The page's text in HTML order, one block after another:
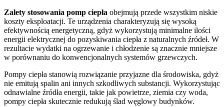
Zalety stosowania pomp ciepła obejmują przede wszystkim niskie
koszty eksploatacji. Te urządzenia charakteryzują się wysoką
efektywnością energetyczną, gdyż wykorzystują minimalne ilości
energii elektrycznej do pozyskiwania ciepła z naturalnych źródeł. W
rezultacie wydatki na ogrzewanie i chłodzenie są znacznie mniejsze
w porównaniu do konwencjonalnych systemów grzewczych.
Pompy ciepła stanowią rozwiązanie przyjazne dla środowiska, gdyż
nie emitują spalin ani innych szkodliwych substancji. Wykorzystując
odnawialne źródła energii, takie jak powietrze, ziemia czy woda,
pompy ciepła skutecznie redukują ślad węglowy budynków.